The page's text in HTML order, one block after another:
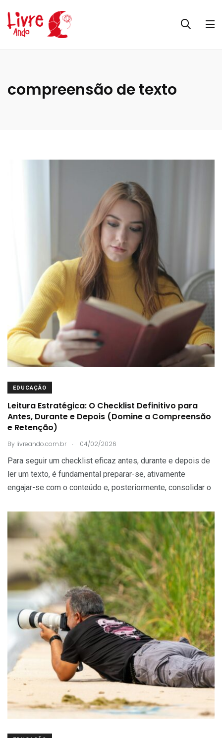
compreensão de texto
EDUCAÇÃO
Leitura Estratégica: O Checklist Definitivo para
Antes, Durante e Depois (Domine a Compreensão
e Retenção)
By livreando.com.br . 04/02/2026
Para seguir um checklist eficaz antes, durante e depois de
ler um texto, é fundamental preparar-se, ativamente
engajar-se com o conteúdo e, posteriormente, consolidar o